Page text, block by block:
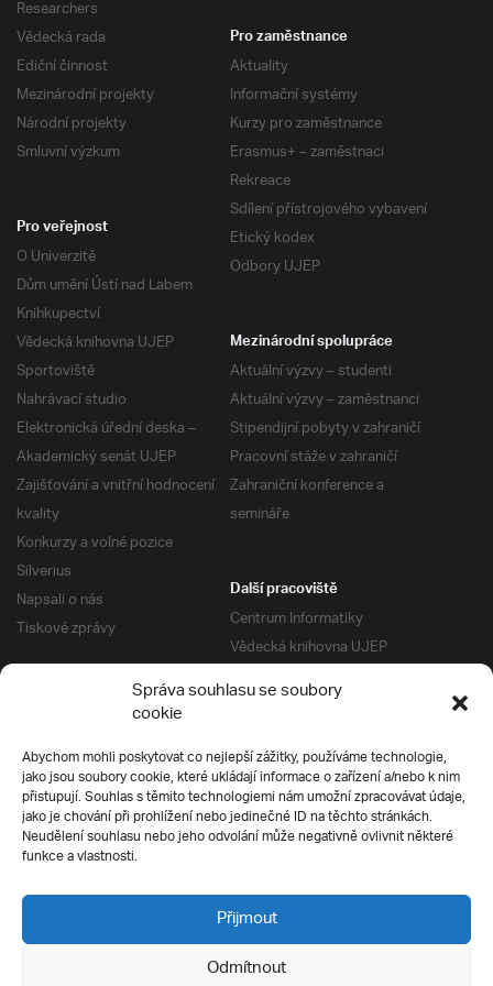
Správa souhlasu se soubory
cookie
Abychom mohli poskytovat co nejlepší zážitky, používáme technologie,
jako jsou soubory cookie, které ukládají informace o zařízení a/nebo k nim
přistupují. Souhlas s těmito technologiemi nám umožní zpracovávat údaje,
jako je chování při prohlížení nebo jedinečné ID na těchto stránkách.
Neudělení souhlasu nebo jeho odvolání může negativně ovlivnit některé
funkce a vlastnosti.
Přijmout
Odmítnout
Researchers
Vědecká rada
Ediční činnost
Mezinárodní projekty
Národní projekty
Smluvní výzkum
Pro zaměstnance
Aktuality
Informační systémy
Kurzy pro zaměstnance
Erasmus+ – zaměstnaci
Rekreace
Sdílení přístrojového vybavení
Etický kodex
Odbory UJEP
Pro veřejnost
O Univerzitě
Dům umění Ústí nad Labem
Knihkupectví
Vědecká knihovna UJEP
Sportoviště
Nahrávací studio
Elektronická úřední deska –
Akademický senát UJEP
Zajišťování a vnitřní hodnocení
kvality
Konkurzy a volné pozice
Silverius
Napsali o nás
Tiskové zprávy
Mezinárodní spolupráce
Aktuální výzvy – studenti
Aktuální výzvy – zaměstnanci
Stipendijní pobyty v zahraničí
Pracovní stáže v zahraničí
Zahraniční konference a
semináře
Další pracoviště
Centrum Informatiky
Vědecká knihovna UJEP
Správa kolejí a menz
Univerzitní centrum podpory
Silverius
Pro uchazeče
Přijímací řízení
E-prihlaska
Přípravné kurzy
Ochrana soukromí